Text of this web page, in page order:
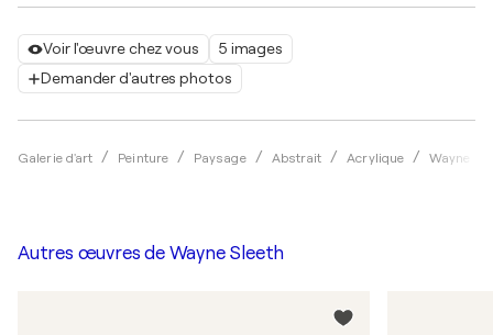
Voir l'œuvre chez vous
5 images
Demander d'autres photos
Galerie d'art Peinture Paysage Abstrait Acrylique Wayne
Autres œuvres de Wayne Sleeth